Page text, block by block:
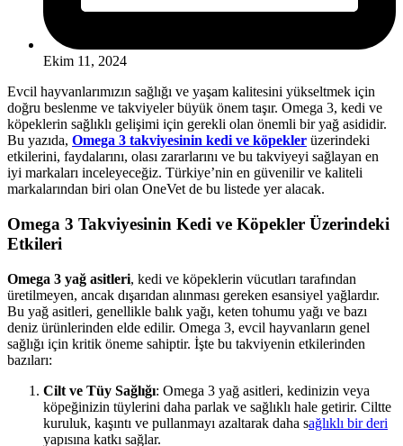
Ekim 11, 2024
Evcil hayvanlarımızın sağlığı ve yaşam kalitesini yükseltmek için
doğru beslenme ve takviyeler büyük önem taşır. Omega 3, kedi ve
köpeklerin sağlıklı gelişimi için gerekli olan önemli bir yağ asididir.
Bu yazıda, Omega 3 takviyesinin kedi ve köpekler üzerindeki
etkilerini, faydalarını, olası zararlarını ve bu takviyeyi sağlayan en
iyi markaları inceleyeceğiz. Türkiye’nin en güvenilir ve kaliteli
markalarından biri olan OneVet de bu listede yer alacak.
Omega 3 Takviyesinin Kedi ve Köpekler Üzerindeki
Etkileri
Omega 3 yağ asitleri, kedi ve köpeklerin vücutları tarafından
üretilmeyen, ancak dışarıdan alınması gereken esansiyel yağlardır.
Bu yağ asitleri, genellikle balık yağı, keten tohumu yağı ve bazı
deniz ürünlerinden elde edilir. Omega 3, evcil hayvanların genel
sağlığı için kritik öneme sahiptir. İşte bu takviyenin etkilerinden
bazıları:
Cilt ve Tüy Sağlığı: Omega 3 yağ asitleri, kedinizin veya
köpeğinizin tüylerini daha parlak ve sağlıklı hale getirir. Ciltte
kuruluk, kaşıntı ve pullanmayı azaltarak daha sağlıklı bir deri
yapısına katkı sağlar.